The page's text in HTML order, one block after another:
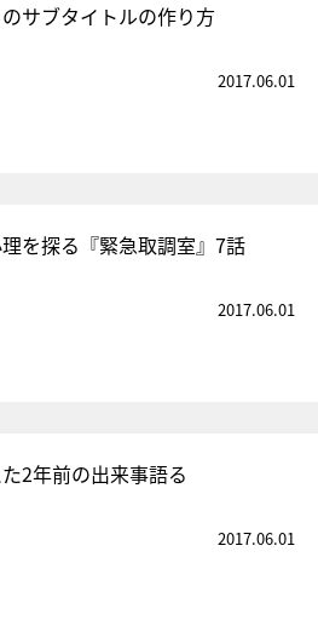
サブタイトルの作り方
2017.06.01
を探る『緊急取調室』7話
2017.06.01
2年前の出来事語る
2017.06.01